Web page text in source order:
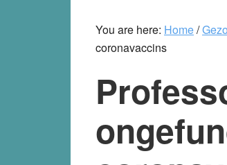
You are here: Home/
coronavaccins